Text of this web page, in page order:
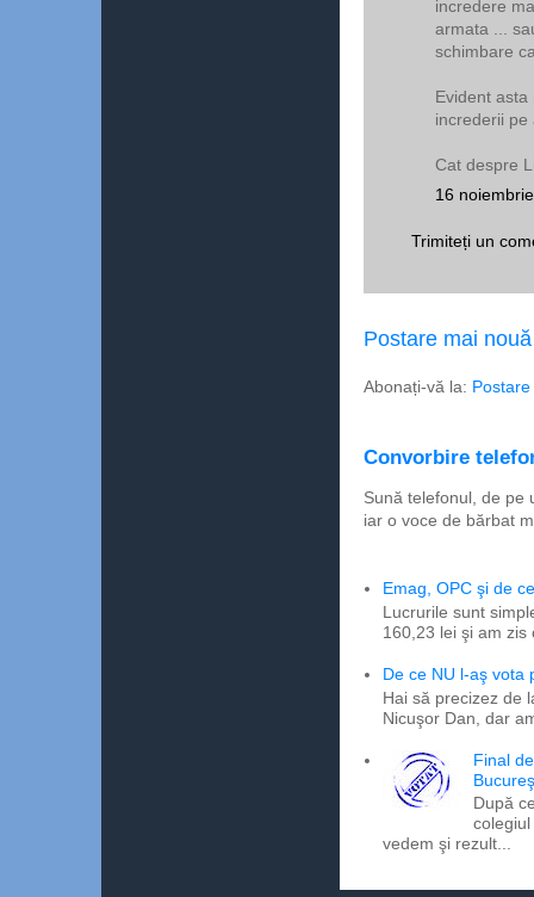
incredere
armata ...
schimbare
Evident
increderii pe
Cat despre
16
Trimiteți un
Postare mai nouă
Abonați-vă la:
Convorbire
Sună telefonul, de pe
iar o voce de bărbat
Emag, OPC şi de
Lucrurile sunt
160,23 lei şi am
De ce NU l-aş vota
Hai să precizez de
Nicuşor Dan, dar
Final
După
vedem şi rezult...